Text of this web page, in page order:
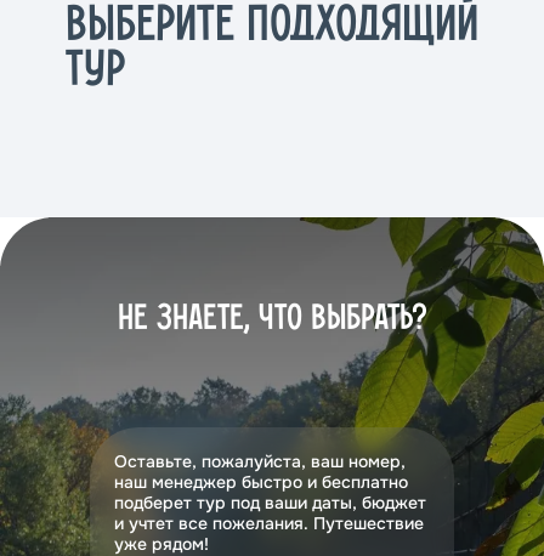
ВЫБЕРИТЕ ПОДХОДЯЩИЙ
ТУР
НЕ ЗНАЕТЕ, ЧТО ВЫБРАТЬ?
Оставьте, пожалуйста, ваш номер,
наш менеджер быстро и бесплатно
подберет тур под ваши даты, бюджет
и учтет все пожелания. Путешествие
уже рядом!